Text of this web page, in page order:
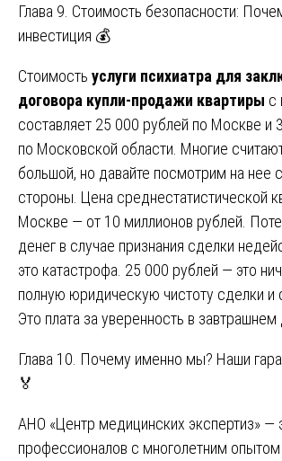
Глава 9. Стоимость безопасности:
инвестиция 💰
Стоимость услуги психиатра для
договора купли-продажи квартиры с
составляет 25 000 рублей по Москве и
по Московской области. Многие
большой, но давайте посмотрим на нее
стороны. Цена среднестатистической
Москве — от 10 миллионов рублей.
денег в случае признания сделки
это катастрофа. 25 000 рублей — это
полную юридическую чистоту сделки и
Это плата за уверенность в завтрашнем
Глава 10. Почему именно мы? Наши
🏅
АНО «Центр медицинских экспертиз» —
профессионалов с многолетним опытом